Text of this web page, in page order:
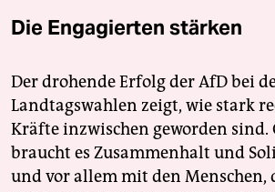
Die Engagierten stärken
Der drohende Erfolg der AfD bei
Landtagswahlen zeigt, wie stark
Kräfte inzwischen geworden sind.
braucht es Zusammenhalt und
und vor allem mit den Menschen,